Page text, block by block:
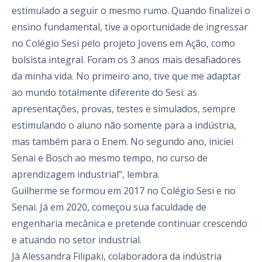
estimulado a seguir o mesmo rumo. Quando finalizei o
ensino fundamental, tive a oportunidade de ingressar
no Colégio Sesi pelo projeto Jovens em Ação, como
bolsista integral. Foram os 3 anos mais desafiadores
da minha vida. No primeiro ano, tive que me adaptar
ao mundo totalmente diferente do Sesi: as
apresentações, provas, testes e simulados, sempre
estimulando o aluno não somente para a indústria,
mas também para o Enem. No segundo ano, iniciei
Senai e Bosch ao mesmo tempo, no curso de
aprendizagem industrial”, lembra.
Guilherme se formou em 2017 no Colégio Sesi e no
Senai. Já em 2020, começou sua faculdade de
engenharia mecânica e pretende continuar crescendo
e atuando no setor industrial.
Já Alessandra Filipaki, colaboradora da indústria